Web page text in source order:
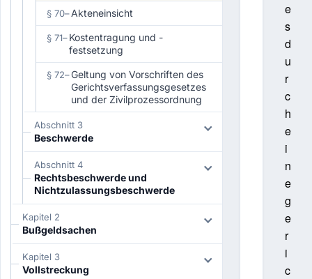
§ 70–Akteneinsicht
§ 71–Kostentragung und -
festsetzung
§ 72–Geltung von Vorschriften des
Gerichtsverfassungsgesetzes
und der Zivilprozessordnung
Abschnitt 3
Beschwerde
Abschnitt 4
Rechtsbeschwerde und
Nichtzulassungsbeschwerde
Kapitel 2
Bußgeldsachen
Kapitel 3
Vollstreckung
e
s
d
u
r
c
h
e
i
n
e
g
e
r
i
c